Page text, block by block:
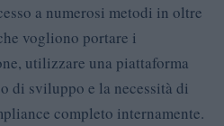
a numerosi metodi in oltre
vogliono portare i
utilizzare una piattaforma
di sviluppo e la necessità di
completo internamente.